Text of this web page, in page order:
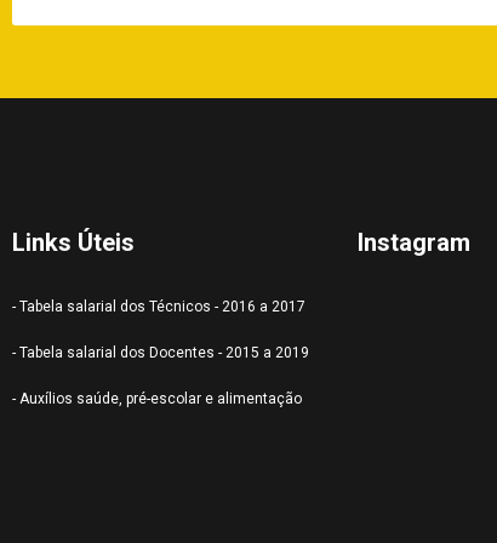
Links Úteis
- Tabela salarial dos Técnicos - 2016 a 2017
- Tabela salarial dos Docentes - 2015 a 2019
- Auxílios saúde, pré-escolar e alimentação
Instagram